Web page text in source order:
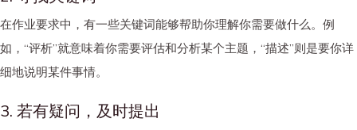
在作业要求中，有一些关键词能够帮助你理解你需要做什么。例
如，“评析”就意味着你需要评估和分析某个主题，“描述”则是要你详
细地说明某件事情。
3. 若有疑问，及时提出